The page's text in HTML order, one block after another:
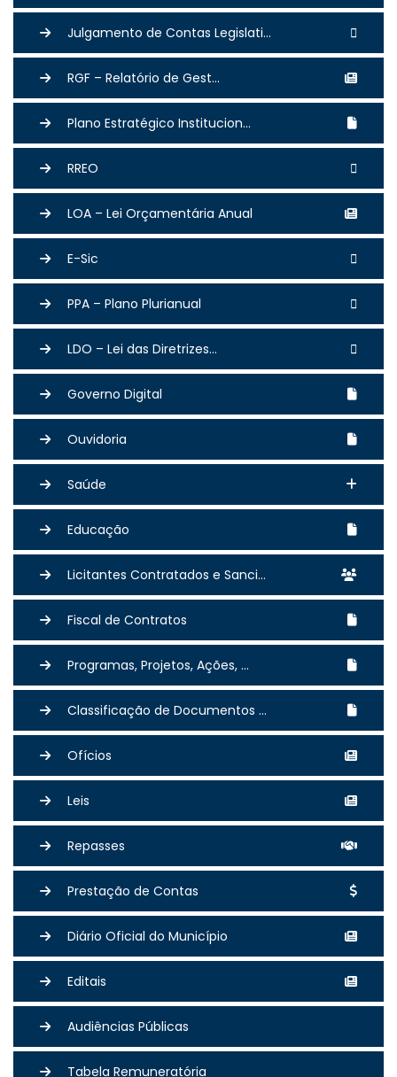
Julgamento de Contas Legislati...
RGF – Relatório de Gest...
Plano Estratégico Institucion...
RREO
LOA – Lei Orçamentária Anual
E-Sic
PPA – Plano Plurianual
LDO – Lei das Diretrizes...
Governo Digital
Ouvidoria
Saúde
Educação
Licitantes Contratados e Sanci...
Fiscal de Contratos
Programas, Projetos, Ações, ...
Classificação de Documentos ...
Ofícios
Leis
Repasses
Prestação de Contas
Diário Oficial do Município
Editais
Audiências Públicas
Tabela Remuneratória